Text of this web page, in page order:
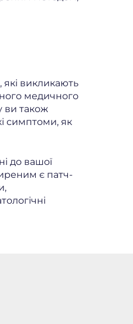
викликають
медичного
ви також
симптоми, як
до вашої
є патч-